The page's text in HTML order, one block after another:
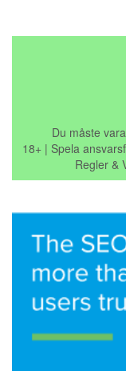
Du måste
18+ | Spela
Regler &